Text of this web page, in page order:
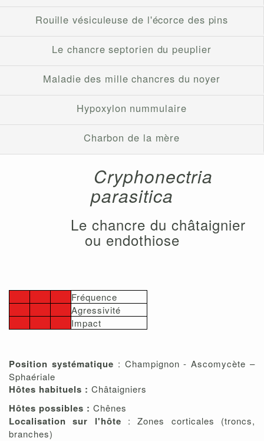
Rouille vésiculeuse de l'écorce des pins
Le chancre septorien du peuplier
Maladie des mille chancres du noyer
Hypoxylon nummulaire
Charbon de la mère
Cryphonectria
parasitica
Le chancre du châtaignier
ou endothiose
Fréquence
Agressivité
Impact
Position systématique : Champignon - Ascomycète –
Sphaériale
Hôtes habituels : Châtaigniers
Hôtes possibles : Chênes
Localisation sur l'hôte : Zones corticales (troncs,
branches)